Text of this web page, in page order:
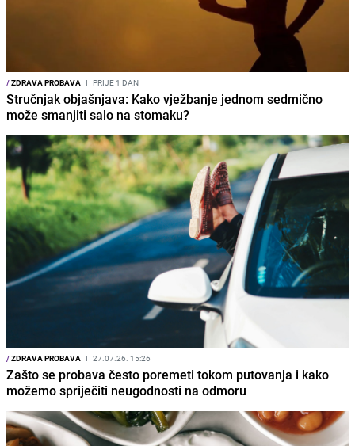
/ZDRAVA PROBAVA I PRIJE 1 DAN
Stručnjak objašnjava: Kako vježbanje jednom sedmično
može smanjiti salo na stomaku?
/ZDRAVA PROBAVA I 27.07.26. 15:26
Zašto se probava često poremeti tokom putovanja i kako
možemo spriječiti neugodnosti na odmoru